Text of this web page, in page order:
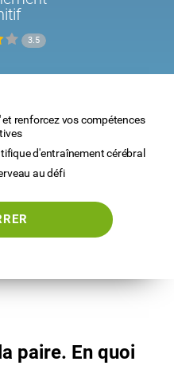
3.5
et renforcez vos compétences
d'entraînement cérébral
au défi
paire. En quoi